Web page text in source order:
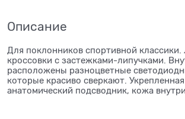
Описание
Для поклонников спортивной классики.
кроссовки с застежками-липучками.
расположены разноцветные
которые красиво сверкают. Укрепленная
анатомический подсводник, кожа